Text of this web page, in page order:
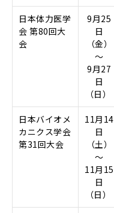
日本体力医学
会 第80回大
会
9月25
日
（金）
～
9月27
日
（日）
日本バイオメ
カニクス学会
第31回大会
11月14
日
（土）
～
11月15
日
（日）